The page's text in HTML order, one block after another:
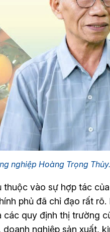
nghiệp Hoàng Trọng
thuộc vào sự hợp tác
phủ đã chỉ đạo rất
các quy định thị trường
nghiệp sản xuất,